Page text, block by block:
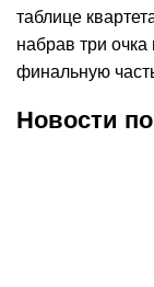
таблице
набрав три
финальную
Новости